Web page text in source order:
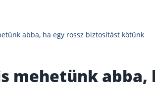
abba, ha egy rossz biztosítást kötünk
mehetünk